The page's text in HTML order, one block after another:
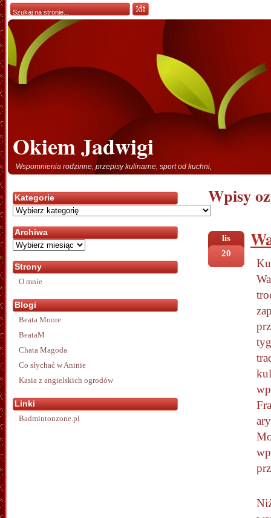
Okiem Jadwigi
Wspomnienia rodzinne, przepisy kulinarne, sport od kuchni,
Wpisy
lis
20
Kategorie
Kategorie
Archiwa
Archiwa
Strony
O mnie
Blogi
Beata Moore
BeataM
Chata Magoda
Co słychać w Aninie
Kasia z angielskich ogrodów
Linki
Badmintonzone.pl